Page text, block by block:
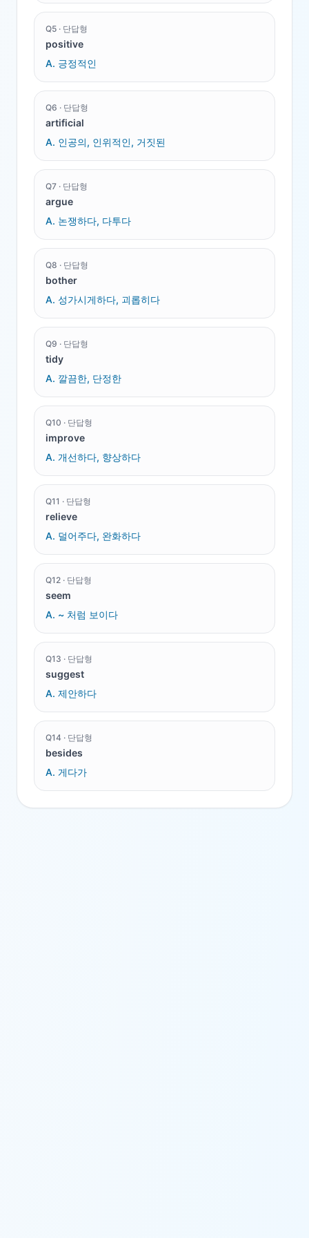
Q5 · 단답형
positive
A. 긍정적인
Q6 · 단답형
artificial
A. 인공의, 인위적인, 거짓된
Q7 · 단답형
argue
A. 논쟁하다, 다투다
Q8 · 단답형
bother
A. 성가시게하다, 괴롭히다
Q9 · 단답형
tidy
A. 깔끔한, 단정한
Q10 · 단답형
improve
A. 개선하다, 향상하다
Q11 · 단답형
relieve
A. 덜어주다, 완화하다
Q12 · 단답형
seem
A. ~ 처럼 보이다
Q13 · 단답형
suggest
A. 제안하다
Q14 · 단답형
besides
A. 게다가